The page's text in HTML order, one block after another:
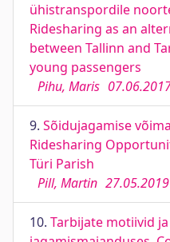
ühistranspordile
Ridesharing as an
between Tallinn and
young passengers
Pihu, Maris
9. Sõidujagamise
Ridesharing
Türi Parish
Pill, Martin 27.05.2019
10. Tarbijate motiivid